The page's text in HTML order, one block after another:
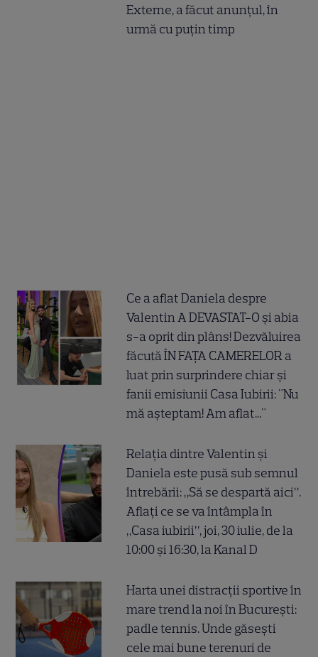
Externe, a făcut anunțul, în
urmă cu puțin timp
Ce a aflat Daniela despre
Valentin A DEVASTAT-O și abia
s-a oprit din plâns! Dezvăluirea
făcută ÎN FAȚA CAMERELOR a
luat prin surprindere chiar și
fanii emisiunii Casa Iubirii: "Nu
mă așteptam! Am aflat..."
Relația dintre Valentin și
Daniela este pusă sub semnul
întrebării: „Să se despartă aici”.
Aflați ce se va întâmpla în
„Casa iubirii”, joi, 30 iulie, de la
10:00 și 16:30, la Kanal D
Harta unei distracții sportive în
mare trend la noi în București:
padle tennis. Unde găsești
cele mai bune terenuri de